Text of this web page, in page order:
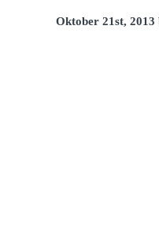
Oktober 21st, 2013